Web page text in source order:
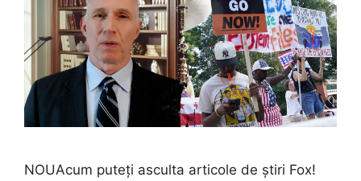
NOUAcum puteți asculta articole de știri Fox!